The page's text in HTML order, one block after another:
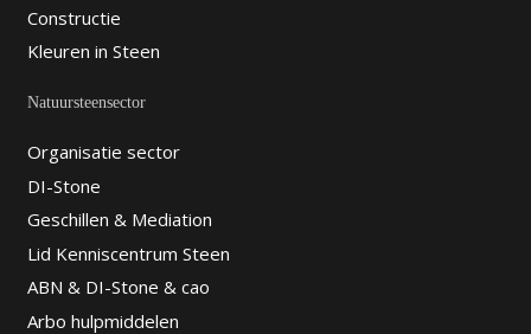
Constructie
Kleuren in Steen
Natuursteensector
Organisatie sector
DI-Stone
Geschillen & Mediation
Lid Kenniscentrum Steen
ABN & DI-Stone & cao
Arbo hulpmiddelen